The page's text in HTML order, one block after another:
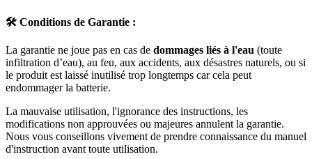
🛠️ Conditions de Garantie :
La garantie ne joue pas en cas de dommages liés à l'eau (toute
infiltration d’eau), au feu, aux accidents, aux désastres naturels, ou si
le produit est laissé inutilisé trop longtemps car cela peut
endommager la batterie.
La mauvaise utilisation, l'ignorance des instructions, les
modifications non approuvées ou majeures annulent la garantie.
Nous vous conseillons vivement de prendre connaissance du manuel
d'instruction avant toute utilisation.